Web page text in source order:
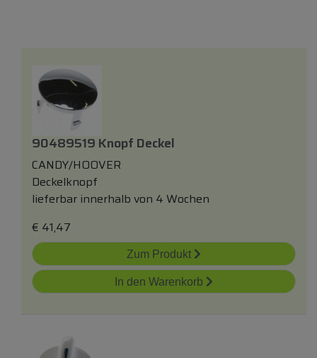
90489519 Knopf Deckel
CANDY/HOOVER
Deckelknopf
lieferbar innerhalb von 4 Wochen
€ 41,47
Zum Produkt
In den Warenkorb